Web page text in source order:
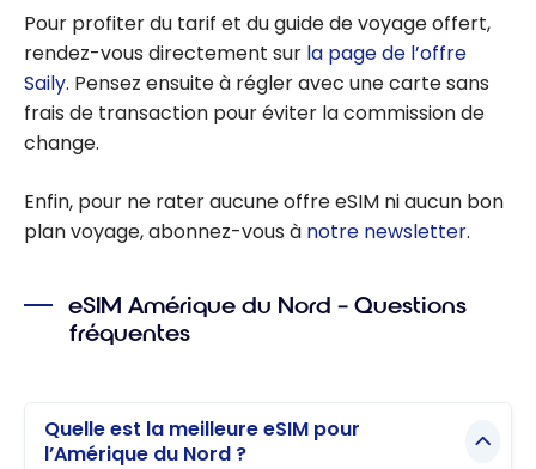
Pour profiter du tarif et du guide de voyage offert,
rendez-vous directement sur la page de l’offre
Saily. Pensez ensuite à régler avec une carte sans
frais de transaction pour éviter la commission de
change.
Enfin, pour ne rater aucune offre eSIM ni aucun bon
plan voyage, abonnez-vous à notre newsletter.
eSIM Amérique du Nord – Questions
fréquentes
Quelle est la meilleure eSIM pour
l’Amérique du Nord ?